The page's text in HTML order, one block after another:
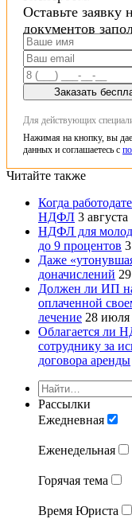
Оставьте заявку
документов
Заказать
Для действующих
Нажимая на кнопку, вы
данных и соглашаетесь с
Читайте также
Когда
НДФЛ 3 августа
НДФЛ для
до 9 процентов
Даже
доначислений
Должен ли ИП
оплаченной
лечение 28 июля
Облагается ли
сотруднику за
договора аренды
Рассылки
Ежедневная
Еженедельная
Горячая тема
Время Юриста